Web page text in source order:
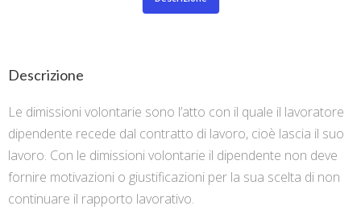
Descrizione
Le dimissioni volontarie sono l’atto con il quale il lavoratore
dipendente recede dal contratto di lavoro, cioè lascia il suo
lavoro. Con le dimissioni volontarie il dipendente non deve
fornire motivazioni o giustificazioni per la sua scelta di non
continuare il rapporto lavorativo.